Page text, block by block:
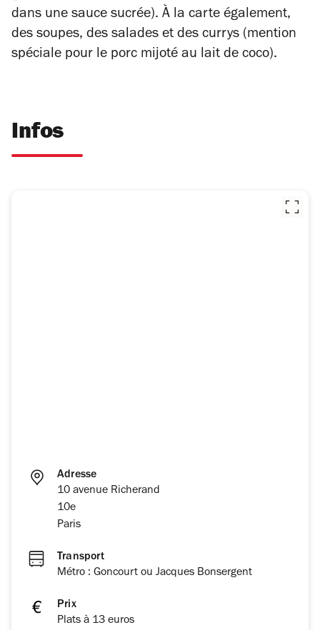
dans une sauce sucrée). À la carte également,
des soupes, des salades et des currys (mention
spéciale pour le porc mijoté au lait de coco).
Infos
Adresse
10 avenue Richerand
10e
Paris
Transport
Métro : Goncourt ou Jacques Bonsergent
Prix
Plats à 13 euros